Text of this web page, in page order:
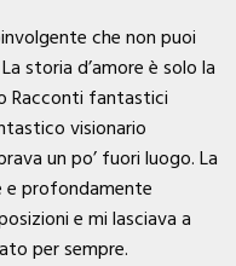
che non puoi
storia d’amore è solo la
Racconti fantastici
visionario
un po’ fuori luogo. La
e profondamente
e mi lasciava a
per sempre.